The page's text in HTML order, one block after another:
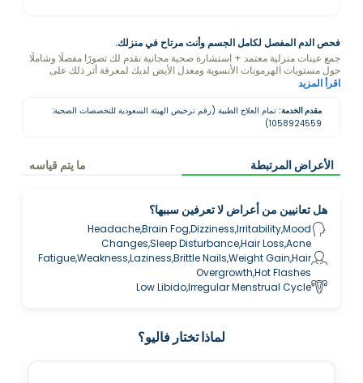
فحص الدم المفصل لكامل الجسم وأنت مرتاح في منزلك.
جمع عينات منزلية معتمد + استشارة صحية مجانية نقدم لك تصورًا مفصلًا وشاملًا
حول مستويات الهرمونات الأنسوية ومعدل الأيض لديك لمعرفة أثر ذلك على
صحتك بمساعدة مدربي الصحة في فاليو.
اقرأ المزيد
مقدم الخدمة: تمام العلاج الطبية (رقم ترخيص الهيئة السعودية للتخصصات الصحية:
1058924559)
الأعراض المرتبطة ما يتم قياسه
هل تعانيين من أعراض لا تعرفين سببها؟
Headache,Brain Fog,Dizziness,Irritability,Mood
Changes,Sleep Disturbance,Hair Loss,Acne
Fatigue,Weakness,Laziness,Brittle Nails,Weight Gain,Hair
Overgrowth,Hot Flashes
Low Libido,Irregular Menstrual Cycle
لماذا تختار فاليو؟